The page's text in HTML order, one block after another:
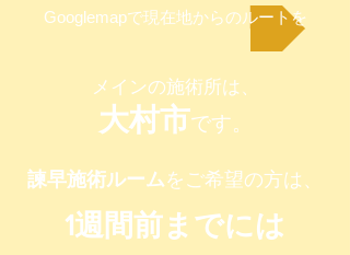
Googlemapで現在地からのルートを確認
メインの施術所は、​
​大村市です。
​諫早施術ルームをご希望の方は、
​1週間前までには